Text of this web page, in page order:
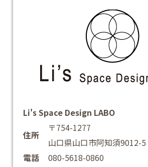
Li's Space Design LABO
住所
〒754-1277
山口県山口市阿知須9012-5
電話
080-5618-0860